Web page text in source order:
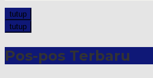
tutup
tutup
Pos-pos Terbaru